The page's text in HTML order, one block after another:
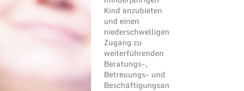
Kind anzubieten
und einen
niederschwelligen
Zugang zu
weiterführenden
Beratungs-,
Betreuungs- und
Beschäftigungsan